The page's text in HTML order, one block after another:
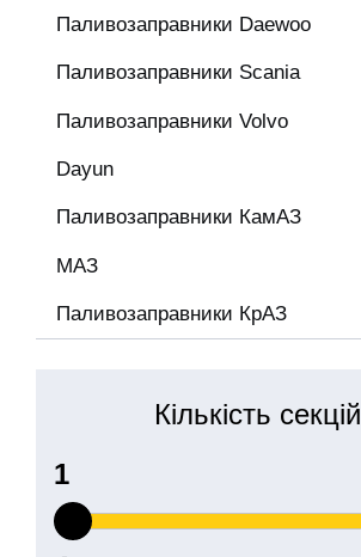
Паливозаправники Daewoo
Паливозаправники Scania
Паливозаправники Volvo
Dayun
Паливозаправники КамАЗ
МАЗ
Паливозаправники КрАЗ
Кількість секцій